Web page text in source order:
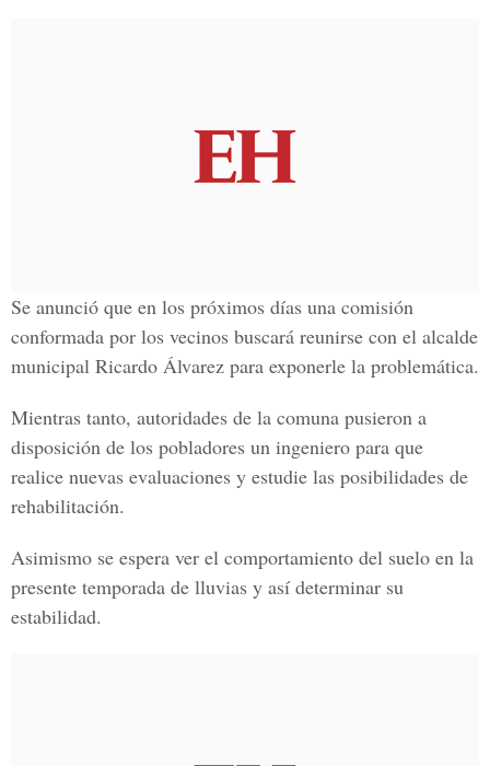
Se anunció que en los próximos días una comisión
conformada por los vecinos buscará reunirse con el alcalde
municipal Ricardo Álvarez para exponerle la problemática.
Mientras tanto, autoridades de la comuna pusieron a
disposición de los pobladores un ingeniero para que
realice nuevas evaluaciones y estudie las posibilidades de
rehabilitación.
Asimismo se espera ver el comportamiento del suelo en la
presente temporada de lluvias y así determinar su
estabilidad.